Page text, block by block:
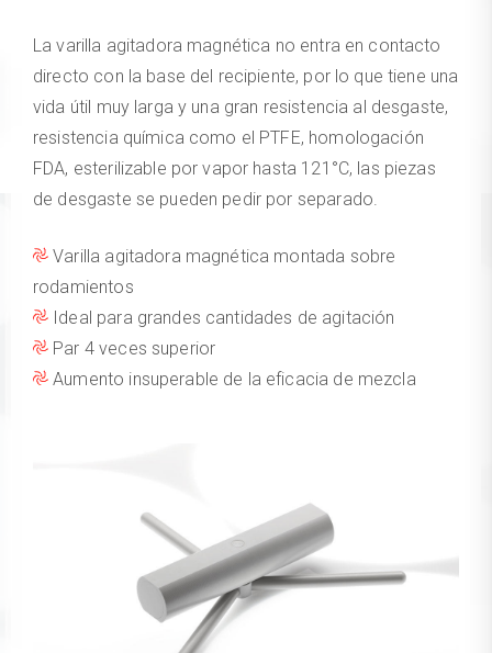
La varilla agitadora magnética no entra en contacto
directo con la base del recipiente, por lo que tiene una
vida útil muy larga y una gran resistencia al desgaste,
resistencia química como el PTFE, homologación
FDA, esterilizable por vapor hasta 121°C, las piezas
de desgaste se pueden pedir por separado.
Varilla agitadora magnética montada sobre
rodamientos
Ideal para grandes cantidades de agitación
Par 4 veces superior
Aumento insuperable de la eficacia de mezcla